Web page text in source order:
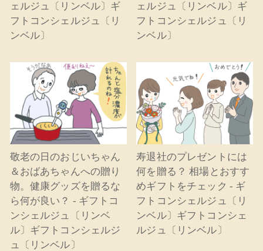
ェルジュ〔リンベル〕ギ
フトコンシェルジュ〔リ
ンベル〕
ェルジュ〔リンベル〕ギ
フトコンシェルジュ〔リ
ンベル〕
敬老の日のおじいちゃん
＆おばあちゃんへの贈り
物。健康グッズを贈るな
ら何が良い？ - ギフトコ
ンシェルジュ〔リンベ
ル〕ギフトコンシェルジ
ュ〔リンベル〕
寿退社のプレゼントには
何を贈る？ 相場とおすす
めギフトをチェック - ギ
フトコンシェルジュ〔リ
ンベル〕ギフトコンシェ
ルジュ〔リンベル〕